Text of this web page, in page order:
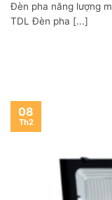
Đèn pha năng lượng
TDL Đèn pha [...]
08
Th2